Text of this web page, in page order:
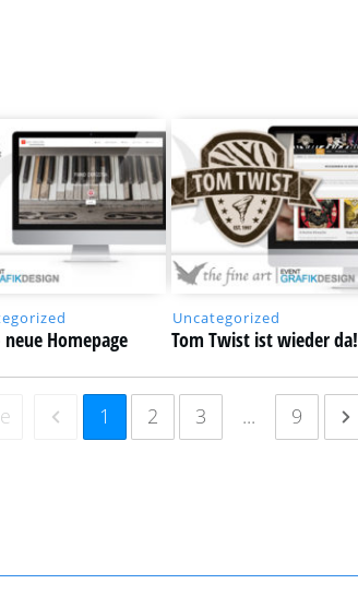
Homepage
Uncategorized
Tom Twist ist wieder da!
1 2 3 ... 9